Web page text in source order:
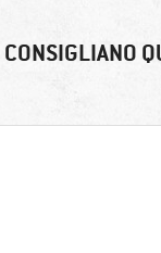
CONSIGLIANO